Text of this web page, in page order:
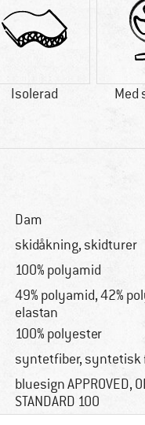
Isolerad Med
Dam
skidåkning, skidturer
100% polyamid
49% polyamid, 42%
elastan
100% polyester
syntetfiber, syntetisk
bluesign APPROVED,
STANDARD 100